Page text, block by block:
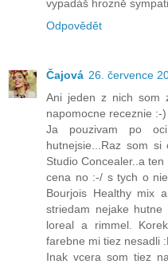
vypadáš hrozně
Odpovědět
Čajová 26. července
Ani jeden z nich som
napomocne receznie :-)
Ja pouzivam po
hutnejsie...Raz som
Studio Concealer..a
cena no :-/ s tych o
Bourjois Healthy mix
striedam nejake
loreal a rimmel.
farebne mi tiez nesadli
Inak vcera som tiez